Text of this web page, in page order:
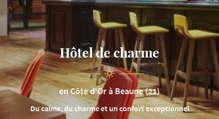
 Adresse email de réception
Hôtel de charme
en Côte d'Or à Beaune (21)
Du calme, du charme et un confort exceptionnel